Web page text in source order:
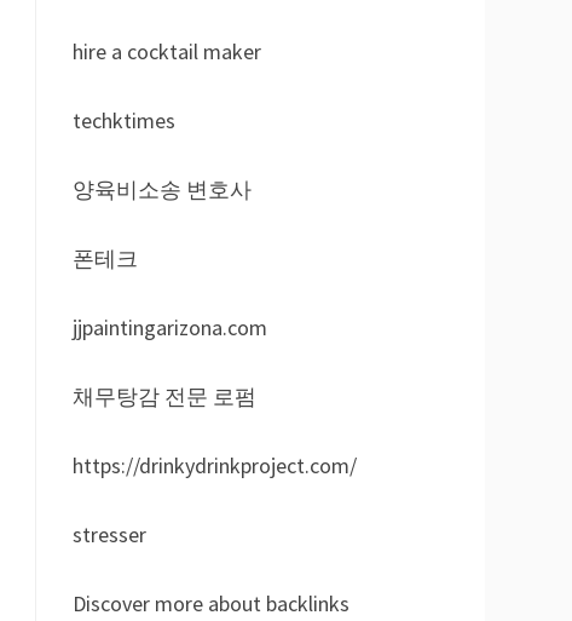
hire a cocktail maker
techktimes
양육비소송 변호사
폰테크
jjpaintingarizona.com
채무탕감 전문 로펌
https://drinkydrinkproject.com/
stresser
Discover more about backlinks